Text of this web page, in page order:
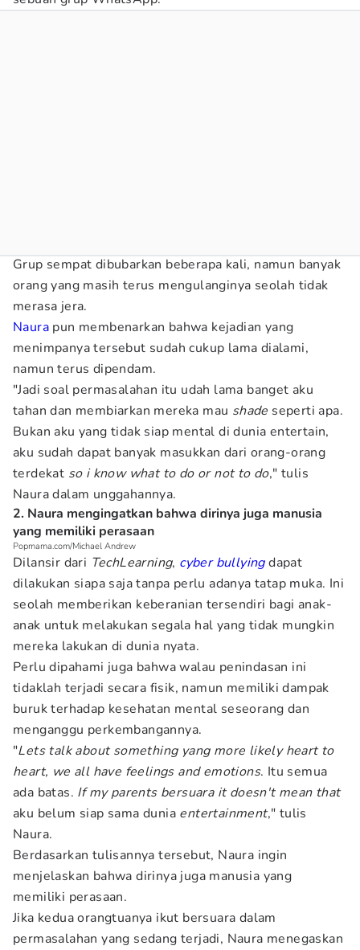
Grup sempat dibubarkan beberapa kali, namun banyak
orang yang masih terus mengulanginya seolah tidak
merasa jera.
Naura pun membenarkan bahwa kejadian yang
menimpanya tersebut sudah cukup lama dialami,
namun terus dipendam.
"Jadi soal permasalahan itu udah lama banget aku
tahan dan membiarkan mereka mau shade seperti apa.
Bukan aku yang tidak siap mental di dunia entertain,
aku sudah dapat banyak masukkan dari orang-orang
terdekat so i know what to do or not to do," tulis
Naura dalam unggahannya.
2. Naura mengingatkan bahwa dirinya juga manusia
yang memiliki perasaan
Popmama.com/Michael Andrew
Dilansir dari TechLearning, cyber bullyingdapat
dilakukan siapa saja tanpa perlu adanya tatap muka. Ini
seolah memberikan keberanian tersendiri bagi anak-
anak untuk melakukan segala hal yang tidak mungkin
mereka lakukan di dunia nyata.
Perlu dipahami juga bahwa walau penindasan ini
tidaklah terjadi secara fisik, namun memiliki dampak
buruk terhadap kesehatan mental seseorang dan
menganggu perkembangannya.
"Lets talk about something yang more likely heart to
heart, we all have feelings and emotions. Itu semua
ada batas. If my parents bersuara it doesn't mean that
aku belum siap sama dunia entertainment," tulis
Naura.
Berdasarkan tulisannya tersebut, Naura ingin
menjelaskan bahwa dirinya juga manusia yang
memiliki perasaan.
Jika kedua orangtuanya ikut bersuara dalam
permasalahan yang sedang terjadi, Naura menegaskan